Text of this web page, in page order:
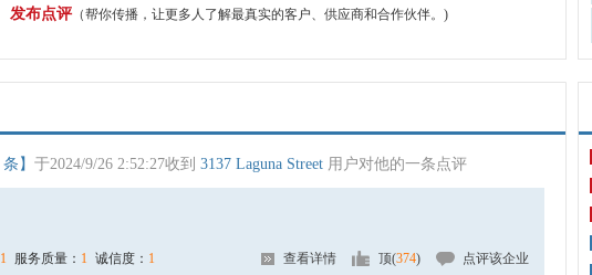
发布点评（帮你传播，让更多人了解最真实的客户、供应商和合作伙伴。)
条】 于2024/9/26 2:52:27收到 3137 Laguna Street 用户对他的一条点评
1 服务质量： 1 诚信度： 1 查看详情 顶(374) 点评该企业